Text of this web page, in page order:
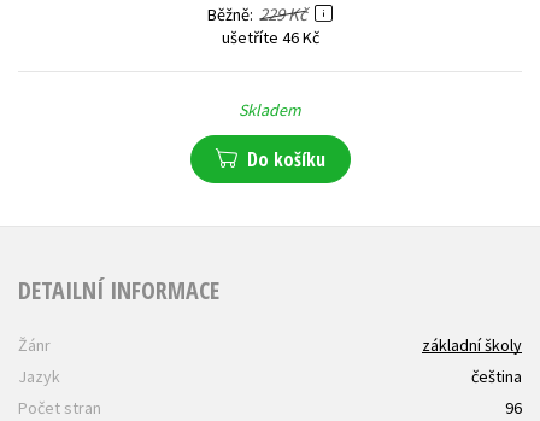
Běžně 229 Kč
ušetříte 46 Kč
Skladem
Do košíku
DETAILNÍ INFORMACE
Žánr
základní školy
Jazyk
čeština
Počet stran
96